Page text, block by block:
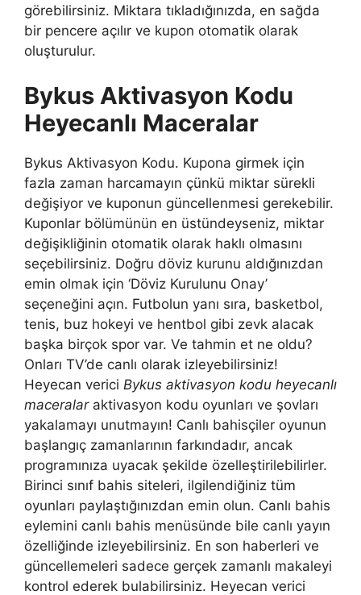
görebilirsiniz. Miktara tıkladığınızda, en sağda
bir pencere açılır ve kupon otomatik olarak
oluşturulur.
Bykus Aktivasyon Kodu
Heyecanlı Maceralar
Bykus Aktivasyon Kodu. Kupona girmek için
fazla zaman harcamayın çünkü miktar sürekli
değişiyor ve kuponun güncellenmesi gerekebilir.
Kuponlar bölümünün en üstündeyseniz, miktar
değişikliğinin otomatik olarak haklı olmasını
seçebilirsiniz. Doğru döviz kurunu aldığınızdan
emin olmak için ‘Döviz Kurulunu Onay’
seçeneğini açın. Futbolun yanı sıra, basketbol,
tenis, buz hokeyi ve hentbol gibi zevk alacak
başka birçok spor var. Ve tahmin et ne oldu?
Onları TV’de canlı olarak izleyebilirsiniz!
Heyecan verici Bykus aktivasyon kodu heyecanlı
maceralaraktivasyon kodu oyunları ve şovları
yakalamayı unutmayın! Canlı bahisçiler oyunun
başlangıç zamanlarının farkındadır, ancak
programınıza uyacak şekilde özelleştirilebilirler.
Birinci sınıf bahis siteleri, ilgilendiğiniz tüm
oyunları paylaştığınızdan emin olun. Canlı bahis
eylemini canlı bahis menüsünde bile canlı yayın
özelliğinde izleyebilirsiniz. En son haberleri ve
güncellemeleri sadece gerçek zamanlı makaleyi
kontrol ederek bulabilirsiniz. Heyecan verici